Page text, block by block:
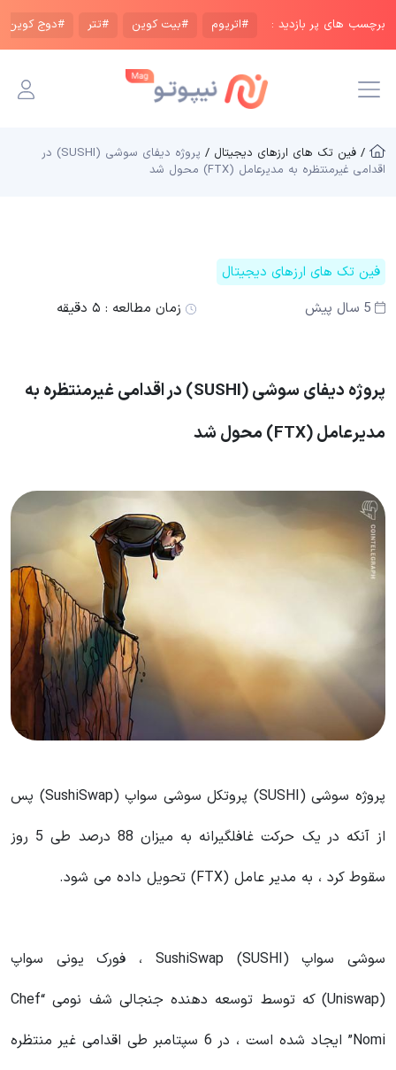
برچسب های پر بازدید : #اتریوم #بیت کوین #تتر #دوج کوین
/ فین تک های ارزهای دیجیتال /
پروژه دیفای سوشی (SUSHI) در
اقدامی غیرمنتظره به مدیرعامل (FTX) محول شد
فین تک های ارزهای دیجیتال
5 سال پیش
زمان مطالعه : ۵ دقیقه
پروژه دیفای سوشی (SUSHI) در اقدامی غیرمنتظره به
مدیرعامل (FTX) محول شد
پروژه سوشی (SUSHI) پروتکل سوشی سواپ (SushiSwap) پس
از آنکه در یک حرکت غافلگیرانه به میزان 88 درصد طی 5 روز
سقوط کرد ، به مدیر عامل (FTX) تحویل داده می شود.
سوشی سواپ (SushiSwap (SUSHI ، فورک یونی سواپ
(Uniswap) که توسط توسعه دهنده جنجالی شف نومی “Chef
Nomi” ایجاد شده است ، در 6 سپتامبر طی اقدامی غیر منتظره